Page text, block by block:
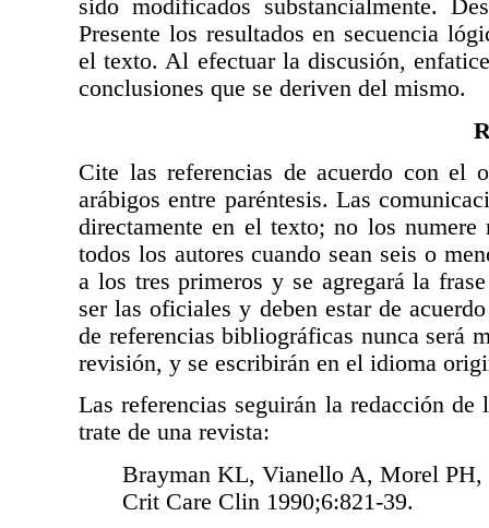
sido modificados substancialmente.
Presente los resultados en secuencia
el texto. Al efectuar la discusión,
conclusiones que se deriven del mismo.
Cite las referencias de acuerdo con el
arábigos entre paréntesis. Las
directamente en el texto; no los
todos los autores cuando sean seis o
a los tres primeros y se agregará la
ser las oficiales y deben estar de
de referencias bibliográficas nunca será
revisión, y se escribirán en el idioma
Las referencias seguirán la redacción
trate de una revista:
Brayman KL, Vianello A, Morel PH,
Crit Care Clin 1990;6:821-39.